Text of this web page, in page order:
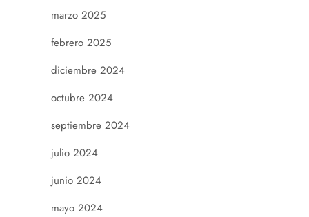
marzo 2025
febrero 2025
diciembre 2024
octubre 2024
septiembre 2024
julio 2024
junio 2024
mayo 2024